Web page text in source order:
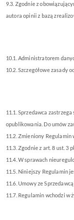
9.3. Zgodnie z
autora opinii z bazą
10.1. Administratorem
10.2. Szczegółowe
11.1. Sprzedawca
opublikowania. Do umów
11.2. Zmieniony Regulamin
11.3. Zgodnie z art. 8 ust. 3
11.4. W sprawach
11.5. Niniejszy Regulamin
11.6. Umowy ze
11.7. Regulamin wchodzi w